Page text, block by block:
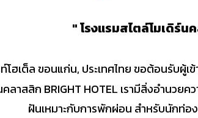
" โรงแรมสไตล์โมเดิร์
ท์โฮเต็ล ขอนแก่น, ประเทศไทย ขอต้อนรับ
ลาสสิก BRIGHT HOTEL เรามีสิ่งอำน
ฝันเหมาะกับการพักผ่อน สำหรับนักท่อ